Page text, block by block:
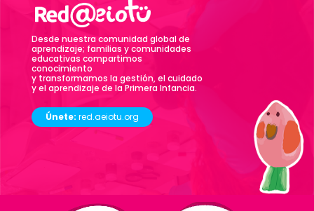
Desde nuestra comunidad global de
aprendizaje; familias y comunidades
educativas compartimos
conocimiento
y transformamos la gestión, el cuidado
y el aprendizaje de la Primera Infancia.
Únete: red.aeiotu.org